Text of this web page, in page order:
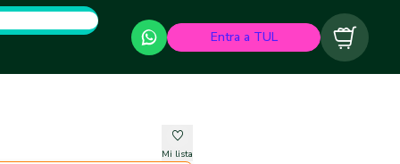
Entra a TUL Carrito
Mi lista